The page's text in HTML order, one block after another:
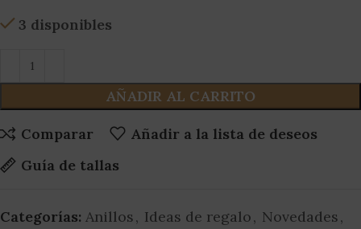
3 disponibles
AÑADIR AL CARRITO
Comparar
Añadir a la lista de deseos
Guía de tallas
Categorías: Anillos, Ideas de regalo, Novedades,